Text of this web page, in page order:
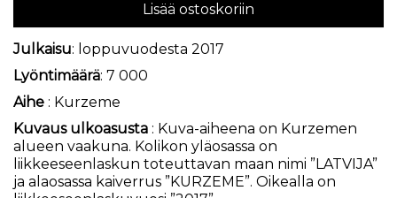
Lisää ostoskoriin
Julkaisu: loppuvuodesta 2017
Lyöntimäärä: 7 000
Aihe : Kurzeme
Kuvaus ulkoasusta : Kuva-aiheena on Kurzemen
alueen vaakuna. Kolikon yläosassa on
liikkeeseenlaskun toteuttavan maan nimi ”LATVIJA”
ja alaosassa kaiverrus ”KURZEME”. Oikealla on